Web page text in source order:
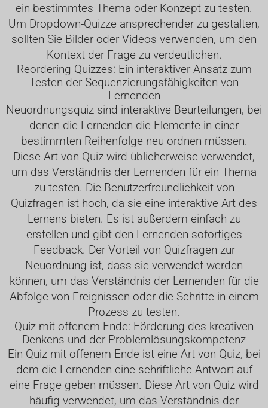
ein bestimmtes Thema oder Konzept zu testen.
Um Dropdown-Quizze ansprechender zu gestalten,
sollten Sie Bilder oder Videos verwenden, um den
Kontext der Frage zu verdeutlichen.
Reordering Quizzes: Ein interaktiver Ansatz zum
Testen der Sequenzierungsfähigkeiten von
Lernenden
Neuordnungsquiz sind interaktive Beurteilungen, bei
denen die Lernenden die Elemente in einer
bestimmten Reihenfolge neu ordnen müssen.
Diese Art von Quiz wird üblicherweise verwendet,
um das Verständnis der Lernenden für ein Thema
zu testen. Die Benutzerfreundlichkeit von
Quizfragen ist hoch, da sie eine interaktive Art des
Lernens bieten. Es ist außerdem einfach zu
erstellen und gibt den Lernenden sofortiges
Feedback. Der Vorteil von Quizfragen zur
Neuordnung ist, dass sie verwendet werden
können, um das Verständnis der Lernenden für die
Abfolge von Ereignissen oder die Schritte in einem
Prozess zu testen.
Quiz mit offenem Ende: Förderung des kreativen
Denkens und der Problemlösungskompetenz
Ein Quiz mit offenem Ende ist eine Art von Quiz, bei
dem die Lernenden eine schriftliche Antwort auf
eine Frage geben müssen. Diese Art von Quiz wird
häufig verwendet, um das Verständnis der